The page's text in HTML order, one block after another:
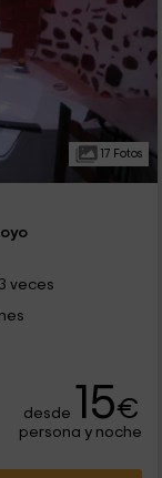
17 Fotos
veces
desde 15€
persona y noche